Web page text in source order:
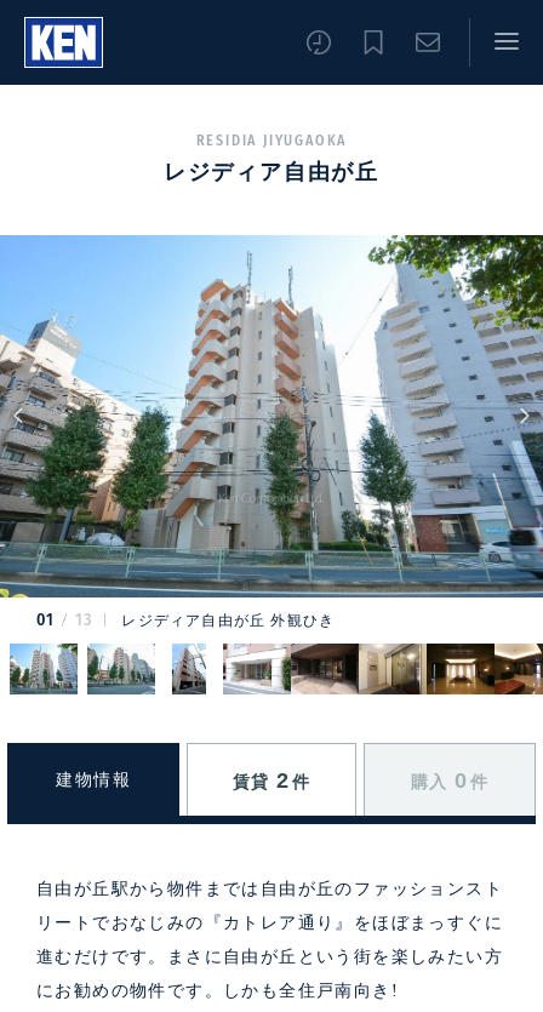
RESIDIA JIYUGAOKA
レジディア自由が丘
01 13 レジディア自由が丘 外観ひき
建物情報 賃貸 2 件 購入 0 件
自由が丘駅から物件までは自由が丘のファッションスト
リートでおなじみの『カトレア通り』をほぼまっすぐに
進むだけです。まさに自由が丘という街を楽しみたい方
にお勧めの物件です。しかも全住戸南向き!